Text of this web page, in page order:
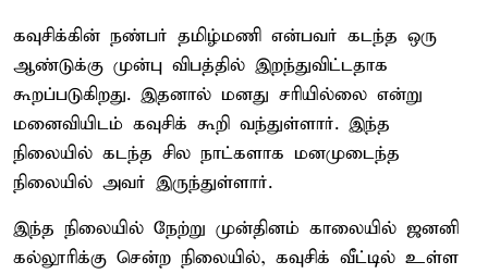
கவுசிக்கின் நண்பர் தமிழ்மணி என்பவர் கடந்த ஒரு
ஆண்டுக்கு முன்பு விபத்தில் இறந்துவிட்டதாக
கூறப்படுகிறது. இதனால் மனது சரியில்லை என்று
மனைவியிடம் கவுசிக் கூறி வந்துள்ளார். இந்த
நிலையில் கடந்த சில நாட்களாக மனமுடைந்த
நிலையில் அவர் இருந்துள்ளார்.
இந்த நிலையில் நேற்று முன்தினம் காலையில் ஜனனி
கல்லூரிக்கு சென்ற நிலையில், கவுசிக் வீட்டில் உள்ள